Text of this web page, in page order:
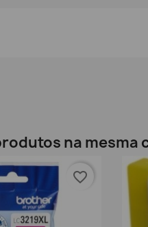
na mesma
favorite_border